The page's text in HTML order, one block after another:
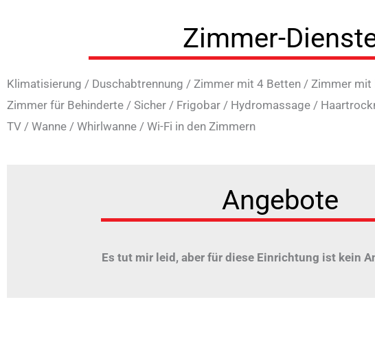
Zimmer-
Klimatisierung / Duschabtrennung / Zimmer mit 4 Betten / Zimmer mit
Zimmer für Behinderte / Sicher / Frigobar / Hydromassage /
TV / Wanne / Whirlwanne / Wi-Fi in den Zimmern
Angebote
Es tut mir leid, aber für diese Einrichtung ist kein